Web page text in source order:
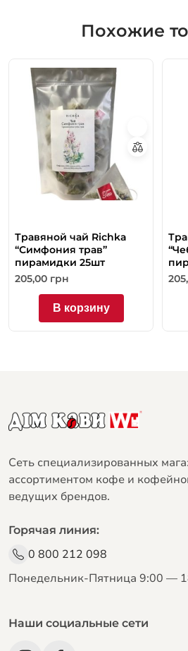
Похожие
Травяной чай Richka
“Симфония трав”
пирамидки 25шт
205,00 грн
В корзину
Сеть специализированных
ассортиментом кофе и
ведущих брендов.
Горячая линия:
0 800 212 098
Понедельник-Пятница 9:00 —
Наши социальные сети